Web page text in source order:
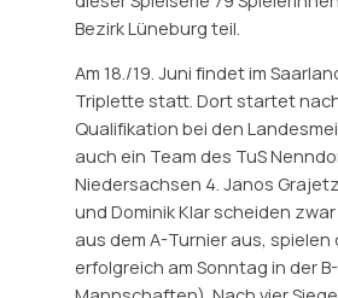
Bezirk Lüneburg teil.
Am 18./19. Juni findet im
Triplette statt. Dort startet
Qualifikation bei den
auch ein Team des TuS
Niedersachsen 4. Janos
und Dominik Klar scheiden
aus dem A-Turnier aus,
erfolgreich am Sonntag in der